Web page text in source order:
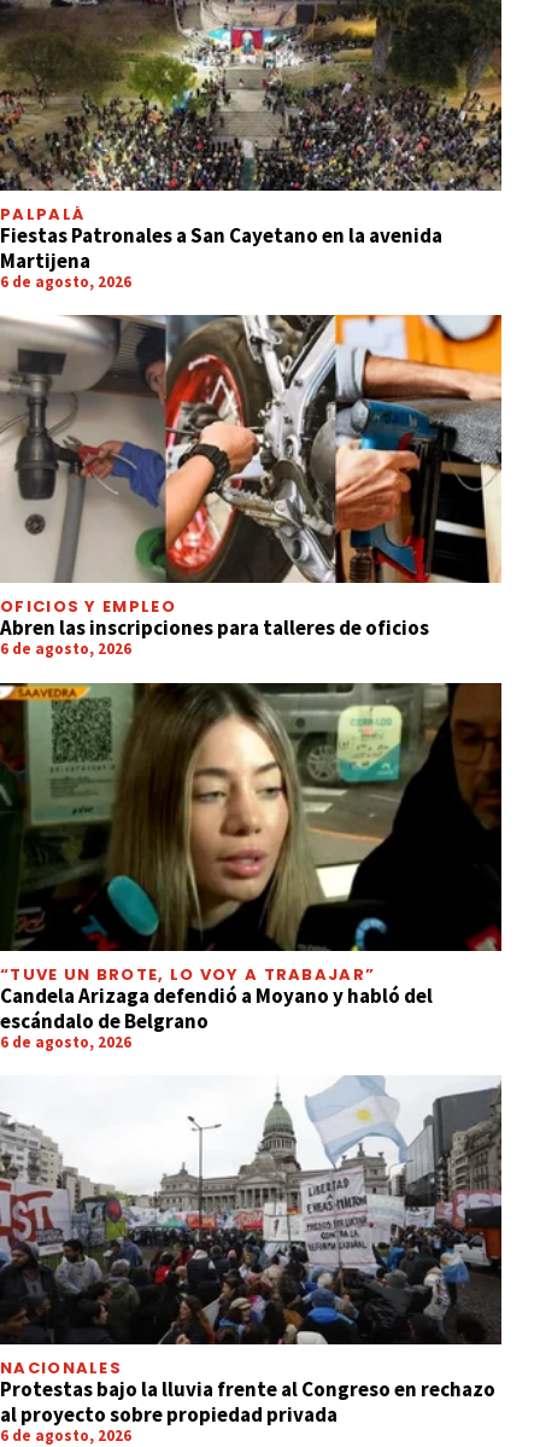
PALPALÁ
Fiestas Patronales a San Cayetano en la avenida
Martijena
6 de agosto, 2026
OFICIOS Y EMPLEO
Abren las inscripciones para talleres de oficios
6 de agosto, 2026
“TUVE UN BROTE, LO VOY A TRABAJAR”
Candela Arizaga defendió a Moyano y habló del
escándalo de Belgrano
6 de agosto, 2026
NACIONALES
Protestas bajo la lluvia frente al Congreso en rechazo
al proyecto sobre propiedad privada
6 de agosto, 2026